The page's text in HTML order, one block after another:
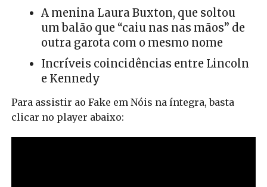
A menina Laura Buxton, que soltou
um balão que “caiu nas nas mãos” de
outra garota com o mesmo nome
Incríveis coincidências entre Lincoln
e Kennedy
Para assistir ao Fake em Nóis na íntegra, basta
clicar no player abaixo: